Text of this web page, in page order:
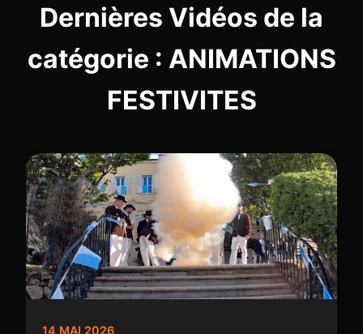
Dernières Vidéos de la
catégorie : ANIMATIONS
FESTIVITES
14 MAI 2026